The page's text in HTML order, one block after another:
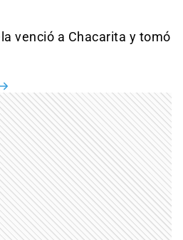
venció a Chacarita y tomó